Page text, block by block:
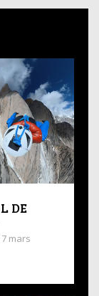
DE
mars